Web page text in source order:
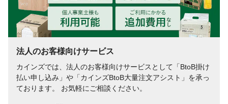
法人のお客様向けサービス
カインズでは、法人のお客様向けサービスとして「BtoB掛け
払い申し込み」や「カインズBtoB大量注文アシスト」を承っ
ております。 お気軽にご相談ください。